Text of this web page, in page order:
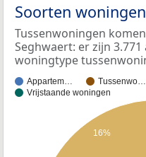
Soorten woningen
Tussenwoningen
Seghwaert: er zijn
woningtype
Appartem… Tussenwo…
Vrijstaande woningen
16%